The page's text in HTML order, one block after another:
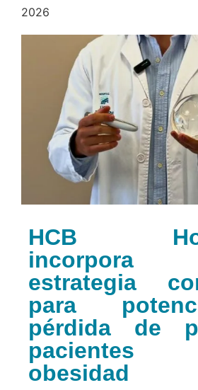
2026
HCB
estrategia
para
pérdida de
obesidad